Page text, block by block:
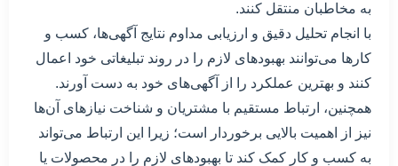
به مخاطبان منتقل کنند.
با انجام تحلیل دقیق و ارزیابی مداوم نتایج آگهی‌ها، کسب و
کارها می‌توانند بهبودهای لازم را در روند تبلیغاتی خود اعمال
کنند و بهترین عملکرد را از آگهی‌های خود به دست آورند.
همچنین، ارتباط مستقیم با مشتریان و شناخت نیازهای آن‌ها
نیز از اهمیت بالایی برخوردار است؛ زیرا این ارتباط می‌تواند
به کسب و کار کمک کند تا بهبود‌های لازم را در محصولات یا